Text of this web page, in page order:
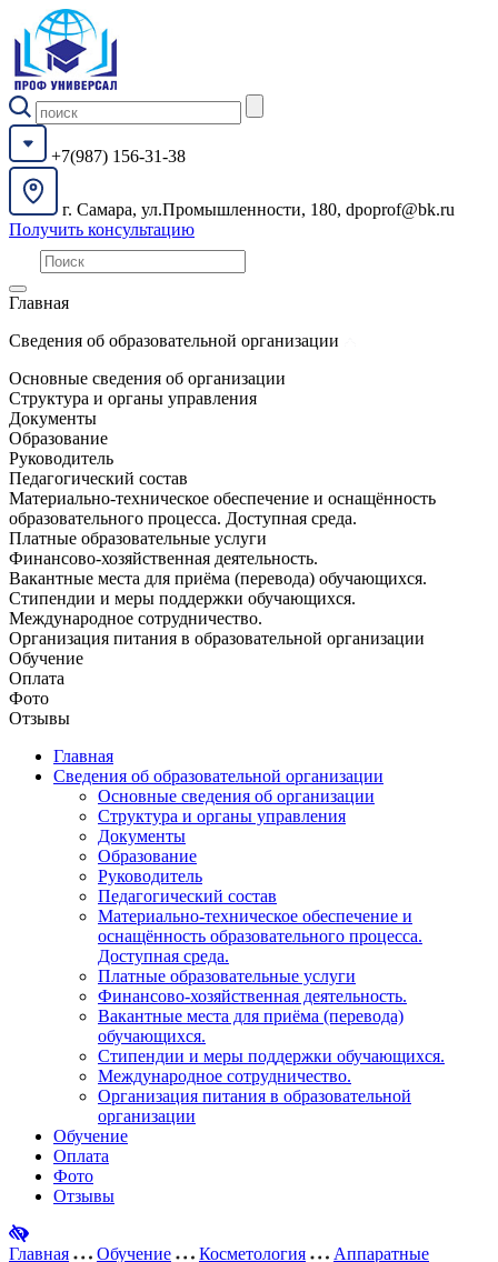
+7(987) 156-31-38
г. Самара, ул.Промышленности, 180, dpoprof@bk.ru
Получить консультацию
Главная
Сведения об образовательной организации
Основные сведения об организации
Структура и органы управления
Документы
Образование
Руководитель
Педагогический состав
Материально-техническое обеспечение и оснащённость
образовательного процесса. Доступная среда.
Платные образовательные услуги
Финансово-хозяйственная деятельность.
Вакантные места для приёма (перевода) обучающихся.
Стипендии и меры поддержки обучающихся.
Международное сотрудничество.
Организация питания в образовательной организации
Обучение
Оплата
Фото
Отзывы
Главная
Сведения об образовательной организации
Основные сведения об организации
Структура и органы управления
Документы
Образование
Руководитель
Педагогический состав
Материально-техническое обеспечение и
оснащённость образовательного процесса.
Доступная среда.
Платные образовательные услуги
Финансово-хозяйственная деятельность.
Вакантные места для приёма (перевода)
обучающихся.
Стипендии и меры поддержки обучающихся.
Международное сотрудничество.
Организация питания в образовательной
организации
Обучение
Оплата
Фото
Отзывы
Главная Обучение Косметология
Аппаратные